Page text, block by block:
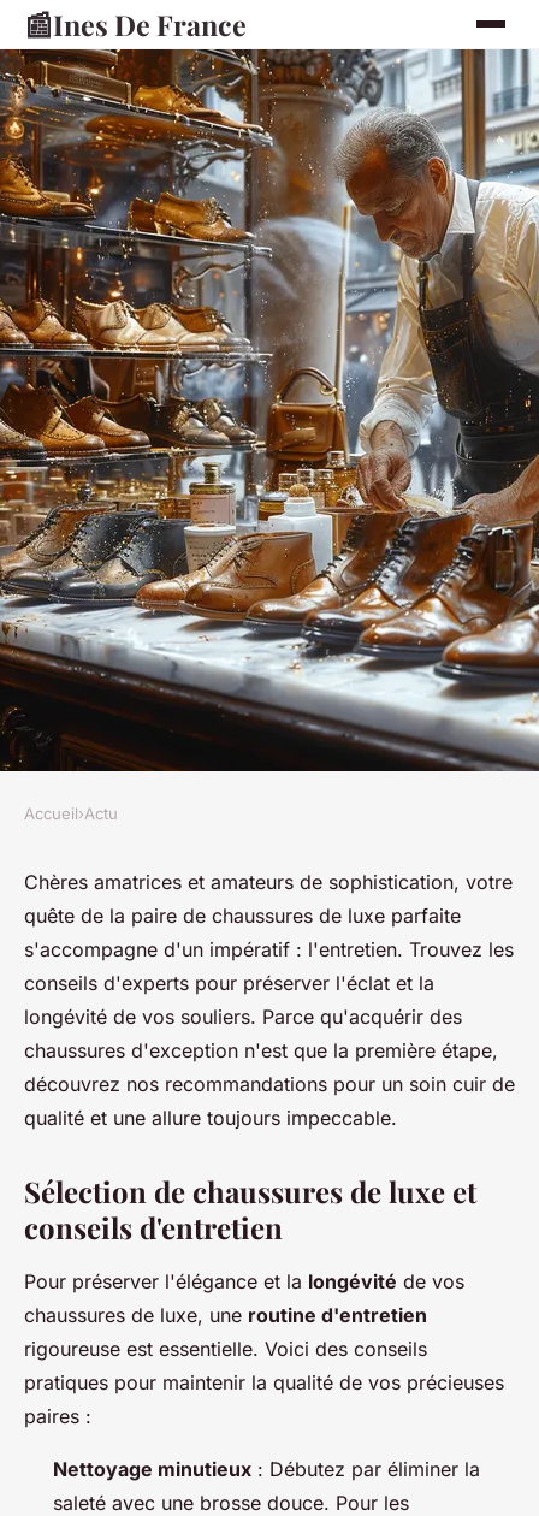
📰Ines De France
Votre boutique pour
chaussures et entretien de
luxe
INESfr•8 mai 2024 •3 min de lecture
Accueil›Actu
Chères amatrices et amateurs de sophistication, votre
quête de la paire de chaussures de luxe parfaite
s'accompagne d'un impératif : l'entretien. Trouvez les
conseils d'experts pour préserver l'éclat et la
longévité de vos souliers. Parce qu'acquérir des
chaussures d'exception n'est que la première étape,
découvrez nos recommandations pour un soin cuir de
qualité et une allure toujours impeccable.
Sélection de chaussures de luxe et
conseils d'entretien
Pour préserver l'élégance et la longévité de vos
chaussures de luxe, une routine d'entretien
rigoureuse est essentielle. Voici des conseils
pratiques pour maintenir la qualité de vos précieuses
paires :
Nettoyage minutieux : Débutez par éliminer la
saleté avec une brosse douce. Pour les